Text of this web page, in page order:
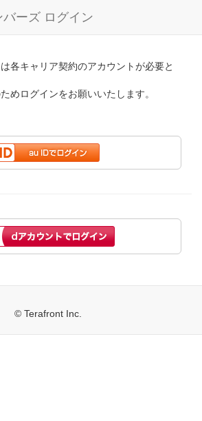
ーズ ログイン
各キャリア契約のアカウントが必要と
めログインをお願いいたします。
© Terafront Inc.